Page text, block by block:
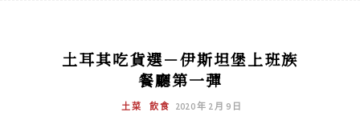
土耳其吃貨選－伊斯坦堡上班族
餐廳第一彈
土菜 飲食 2020 年 2 月 9 日